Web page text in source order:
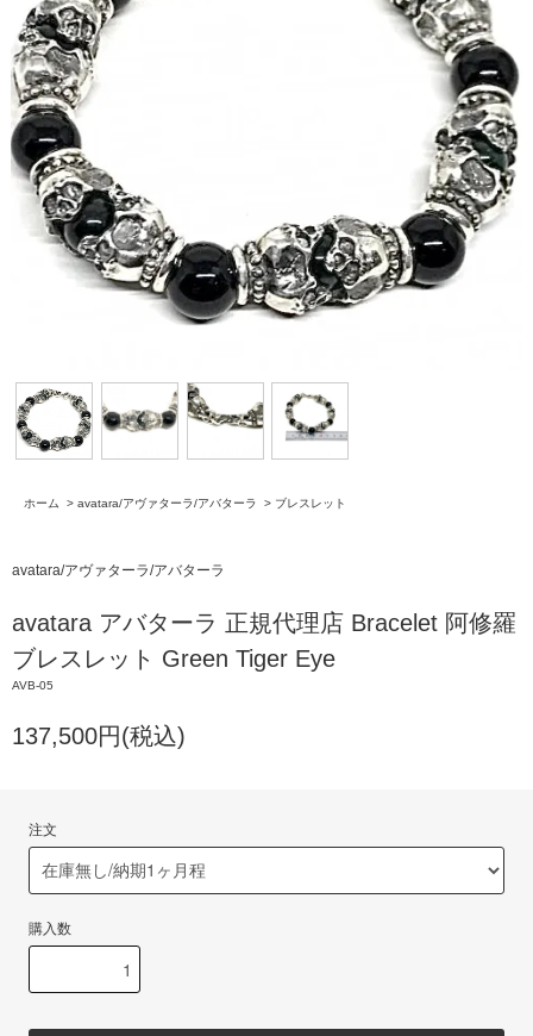
ホーム > avatara/アヴァターラ/アバターラ > ブレスレット
avatara/アヴァターラ/アバターラ
avatara アバターラ 正規代理店 Bracelet 阿修羅
ブレスレット Green Tiger Eye
AVB-05
137,500円(税込)
注文
購入数